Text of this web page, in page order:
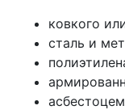
ковкого
сталь и